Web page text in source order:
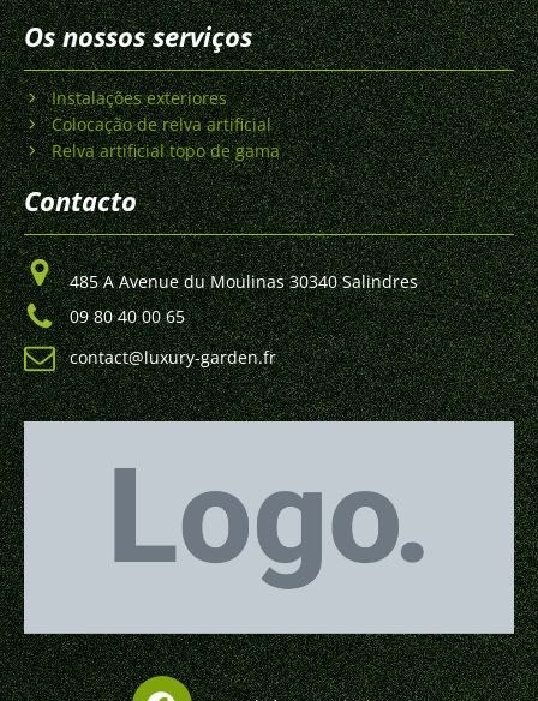
Os nossos serviços
Instalações exteriores
Colocação de relva artificial
Relva artificial topo de gama
Contacto
485 A Avenue du Moulinas 30340 Salindres
09 80 40 00 65
contact@luxury-garden.fr